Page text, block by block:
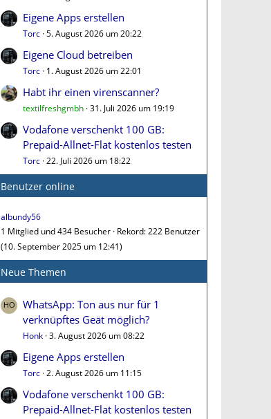
Eigene Apps erstellen
Torc 5. August 2026 um 20:22
Eigene Cloud betreiben
Torc 1. August 2026 um 22:01
Habt ihr einen virenscanner?
textilfreshgmbh 31. Juli 2026 um 19:19
Vodafone verschenkt 100 GB:
Prepaid-Allnet-Flat kostenlos testen
Torc 22. Juli 2026 um 18:22
Benutzer online
albundy56
1 Mitglied und 434 Besucher Rekord: 222 Benutzer
(10. September 2025 um 12:41)
Neue Themen
WhatsApp: Ton aus nur für 1
verknüpftes Geät möglich?
Honk 3. August 2026 um 08:22
Eigene Apps erstellen
Torc 2. August 2026 um 11:15
Vodafone verschenkt 100 GB:
Prepaid-Allnet-Flat kostenlos testen